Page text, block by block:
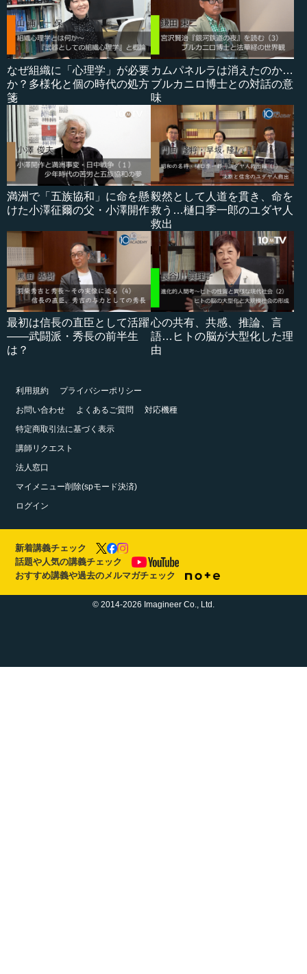
なぜ組織に「心理学」が必要
か？多様化と個の時代の処方
箋
カムパネルラは消えたのか…
ブルカニロ博士との対話の意
味
満洲で「五族協和」に命を懸
けた小澤征爾の父・小澤開作
毅然として人道を貫き、命を
救う…樋口季一郎のユダヤ人
救出
最初は信長の直臣として活躍
――武闘派・秀長の前半生
は？
心の共有、共感、推論、言
語…ヒトの脳が大型化した理
由
利用規約
プライバシーポリシー
お問い合わせ
よくあるご質問
対応機種
特定商取引法に基づく表示
講師リクエスト
法人窓口
マイメニュー削除(spモード決済)
ログイン
新着講義チェック
話題や人気の講義チェック
おすすめ講義や過去のメルマガチェック
© 2014-2026 Imagineer Co., Ltd.